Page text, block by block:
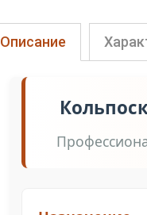
Описание